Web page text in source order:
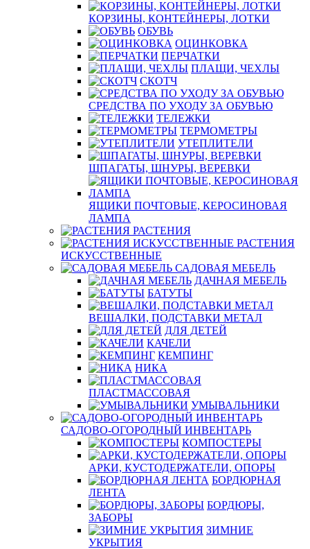
КОРЗИНЫ, КОНТЕЙНЕРЫ, ЛОТКИ
ОБУВЬ
ОЦИНКОВКА
ПЕРЧАТКИ
ПЛАЩИ, ЧЕХЛЫ
СКОТЧ
СРЕДСТВА ПО УХОДУ ЗА ОБУВЬЮ
ТЕЛЕЖКИ
ТЕРМОМЕТРЫ
УТЕПЛИТЕЛИ
ШПАГАТЫ, ШНУРЫ, ВЕРЕВКИ
ЯЩИКИ ПОЧТОВЫЕ, КЕРОСИНОВАЯ
ЛАМПА
РАСТЕНИЯ
РАСТЕНИЯ
ИСКУССТВЕННЫЕ
САДОВАЯ МЕБЕЛЬ
ДАЧНАЯ МЕБЕЛЬ
БАТУТЫ
ВЕШАЛКИ, ПОДСТАВКИ МЕТАЛ
ДЛЯ ДЕТЕЙ
КАЧЕЛИ
КЕМПИНГ
НИКА
ПЛАСТМАССОВАЯ
УМЫВАЛЬНИКИ
САДОВО-ОГОРОДНЫЙ ИНВЕНТАРЬ
КОМПОСТЕРЫ
АРКИ, КУСТОДЕРЖАТЕЛИ, ОПОРЫ
БОРДЮРНАЯ
ЛЕНТА
БОРДЮРЫ,
ЗАБОРЫ
ЗИМНИЕ
УКРЫТИЯ